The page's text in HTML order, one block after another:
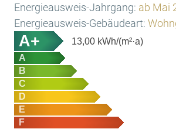
Energieausweis-Jahrgang: ab Mai
Energieausweis-Gebäudeart:
A+ 13,00 kWh/(m²·a)
A
B
C
D
E
F